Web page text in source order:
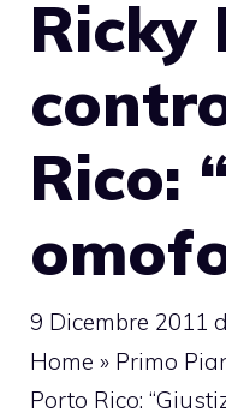
Ricky
Rico:
9 Dicembre 2011
Home » Primo
Porto Rico: